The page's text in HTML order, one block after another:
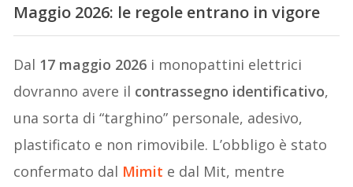
Maggio 2026: le regole entrano in vigore
Dal 17 maggio 2026 i monopattini elettrici
dovranno avere il contrassegno identificativo,
una sorta di “targhino” personale, adesivo,
plastificato e non rimovibile. L’obbligo è stato
confermato dal Mimit e dal Mit, mentre